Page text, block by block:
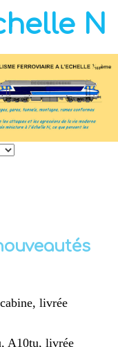
N
livrée
A10tu, livrée